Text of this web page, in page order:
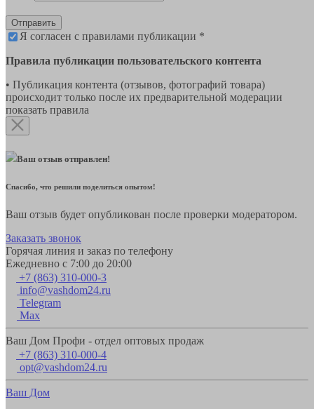
Отправить
Я согласен с правилами публикации *
Правила публикации пользовательского контента
• Публикация контента (отзывов, фотографий товара)
происходит только после их предварительной модерации
показать правила
Ваш отзыв отправлен!
Спасибо, что решили поделиться опытом!
Ваш отзыв будет опубликован после проверки модератором.
Заказать звонок
Горячая линия и заказ по телефону
Ежедневно с 7:00 до 20:00
+7 (863) 310-000-3
info@vashdom24.ru
Telegram
Max
Ваш Дом Профи - отдел оптовых продаж
+7 (863) 310-000-4
opt@vashdom24.ru
Ваш Дом